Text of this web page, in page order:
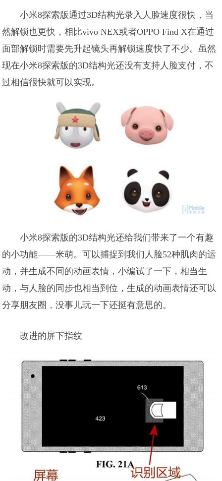
小米8探索版通过3D结构光录入人脸速度很快，当
然解锁也更快，相比vivo NEX或者OPPO Find X在通过
面部解锁时需要先升起镜头再解锁速度快了不少。虽然
现在小米8探索版的3D结构光还没有支持人脸支付，不
过相信很快就可以实现。
小米8探索版的3D结构光还给我们带来了一个有趣
的小功能——米萌。可以捕捉到我们人脸52种肌肉的运
动，并生成不同的动画表情，小编试了一下，相当生
动，与人脸的同步也相当到位，生成的动画表情还可以
分享朋友圈，没事儿玩一下还挺有意思的。
改进的屏下指纹